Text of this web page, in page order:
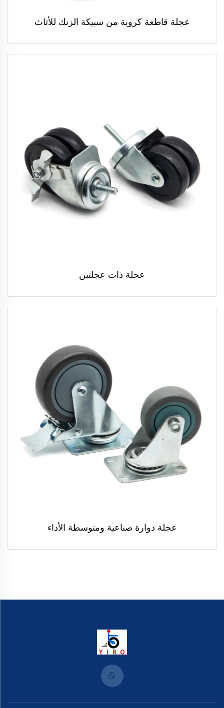
عجلة قاطعة كروية من سبيكة الزنك للأثاث
عجلة ذات عجلتين
عجلة دوارة صناعية ومتوسطة الأداء